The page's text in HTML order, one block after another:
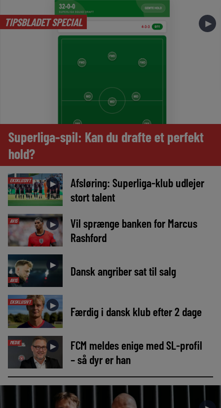
TIPSBLADET SPECIAL ►
Superliga-spil: Kan du drafte et perfekt
hold?
EKSKLUSIVT ►
Afsløring: Superliga-klub udlejer
stort talent
AVIS ►
Vil sprænge banken for Marcus
Rashford
AVIS
► Dansk angriber sat til salg
EKSKLUSIVT ► Færdig i dansk klub efter 2 dage
MEDIE ►
FCM meldes enige med SL-profil
– så dyr er han